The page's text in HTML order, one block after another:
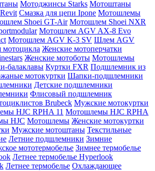
Мотоджинсы Starks Мотоштаны
Смазка для цепи Ipone Мотошлемы
Shoei GT-Air Мотошлем Shoei NXR
Мотошлем AGV AX-8 Evo
Мотошлем AGV K-3 SV Шлем AGV
Женские мотоперчатки
Женские мотоботы Мотошлемы
балаклавы Куртки FXR Подшлемник из
мотокуртки Шапки-подшлемники
Детские подшлемники
Флисовый подшлемник
Brubeck Мужские мотокуртки
HJC RPHA 11 Мотошлемы HJC RPHA
HJC Мотошлемы Женские мотокуртки
Мужские мотоштаны Текстильные
Летние подшлемники Зимние
мототермобелье Зимнее термобелье
Летнее термобелье Hyperlook
Летнее термобелье Охлаждающее